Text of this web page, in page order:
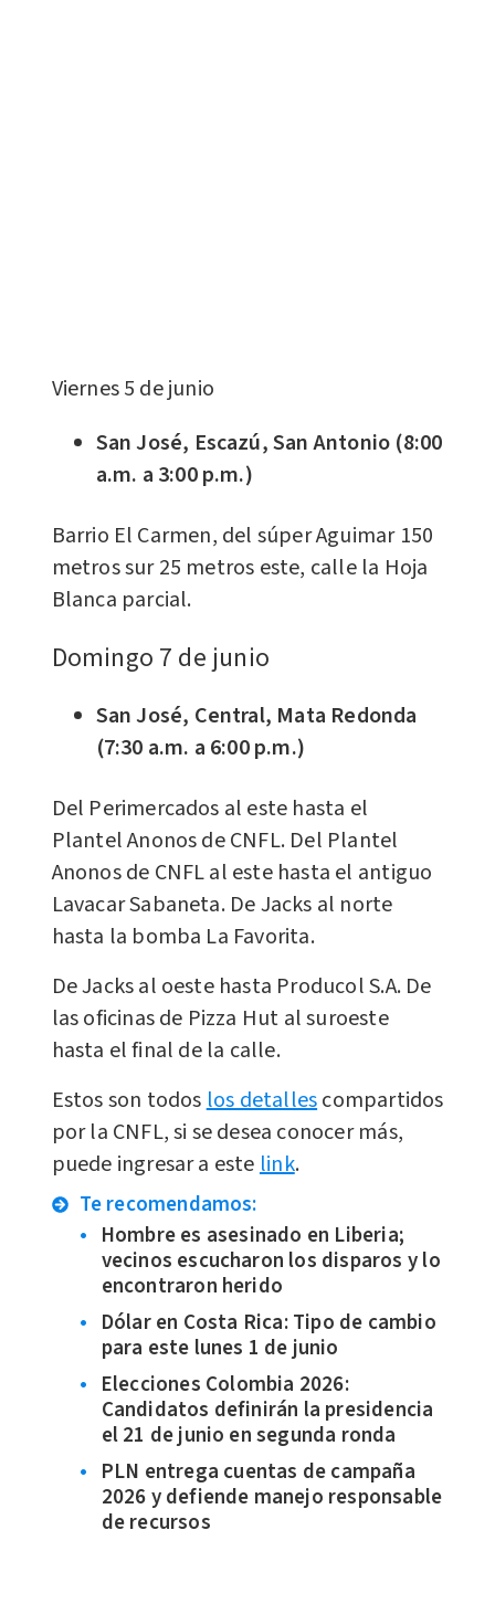
Viernes 5 de junio
San José, Escazú, San Antonio (8:00
a.m. a 3:00 p.m.)
Barrio El Carmen, del súper Aguimar 150
metros sur 25 metros este, calle la Hoja
Blanca parcial.
Domingo 7 de junio
San José, Central, Mata Redonda
(7:30 a.m. a 6:00 p.m.)
Del Perimercados al este hasta el
Plantel Anonos de CNFL. Del Plantel
Anonos de CNFL al este hasta el antiguo
Lavacar Sabaneta. De Jacks al norte
hasta la bomba La Favorita.
De Jacks al oeste hasta Producol S.A. De
las oficinas de Pizza Hut al suroeste
hasta el final de la calle.
Estos son todos los detallescompartidos
por la CNFL, si se desea conocer más,
puede ingresar a este link.
Te recomendamos:
Hombre es asesinado en Liberia;
vecinos escucharon los disparos y lo
encontraron herido
Dólar en Costa Rica: Tipo de cambio
para este lunes 1 de junio
Elecciones Colombia 2026:
Candidatos definirán la presidencia
el 21 de junio en segunda ronda
PLN entrega cuentas de campaña
2026 y defiende manejo responsable
de recursos